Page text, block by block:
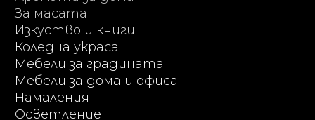
За масата
Изкуство и книги
Коледна украса
Мебели за градината
Мебели за дома и офиса
Намаления
Осветление